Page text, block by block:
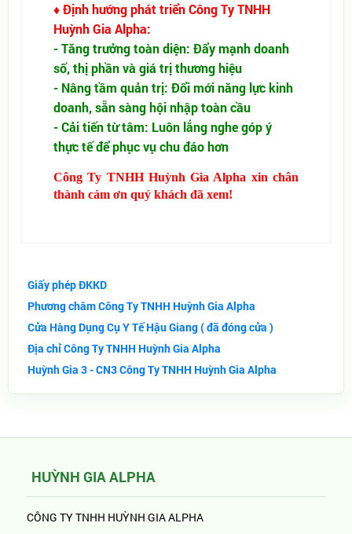
♦ Định hướng phát triển Công Ty TNHH
Huỳnh Gia Alpha:
- Tăng trưởng toàn diện: Đẩy mạnh doanh
số, thị phần và giá trị thương hiệu
- Nâng tầm quản trị: Đổi mới năng lực kinh
doanh, sẵn sàng hội nhập toàn cầu
- Cải tiến từ tâm: Luôn lắng nghe góp ý
thực tế để phục vụ chu đáo hơn
Công Ty TNHH Huỳnh Gia Alpha xin chân
thành cám ơn quý khách đã xem!
Giấy phép ĐKKD
Phương châm Công Ty TNHH Huỳnh Gia Alpha
Cửa Hàng Dụng Cụ Y Tế Hậu Giang ( đã đóng cửa )
Địa chỉ Công Ty TNHH Huỳnh Gia Alpha
Huỳnh Gia 3 - CN3 Công Ty TNHH Huỳnh Gia Alpha
HUỲNH GIA ALPHA
CÔNG TY TNHH HUỲNH GIA ALPHA